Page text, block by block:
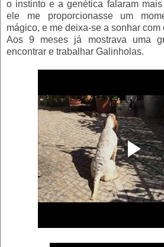
o instinto e a genética falaram
ele me proporcionasse um
mágico, e me deixa-se a sonhar com
Aos 9 meses já mostrava uma
encontrar e trabalhar Galinholas.